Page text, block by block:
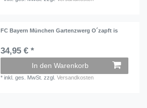
FC Bayern München Gartenzwerg O´zapft is
34,95 € *
In den Warenkorb
*inkl. ges. MwSt. zzgl.Versandkosten